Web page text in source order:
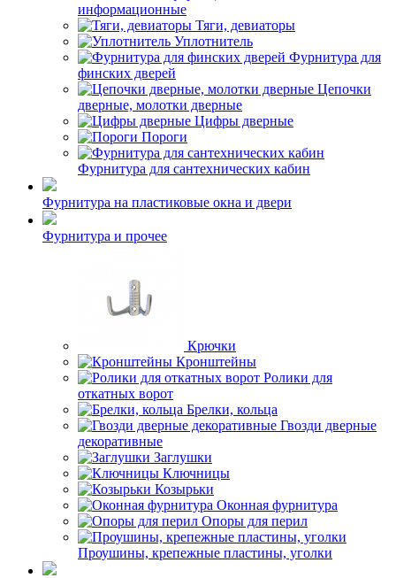
информационные
Тяги, девиаторы
Уплотнитель
Фурнитура для
финских дверей
Цепочки
дверные, молотки дверные
Цифры дверные
Пороги
Фурнитура для сантехнических кабин
Фурнитура на пластиковые окна и двери
Фурнитура и прочее
Крючки
Кронштейны
Ролики для
откатных ворот
Брелки, кольца
Гвозди дверные
декоративные
Заглушки
Ключницы
Козырьки
Оконная фурнитура
Опоры для перил
Проушины, крепежные пластины, уголки